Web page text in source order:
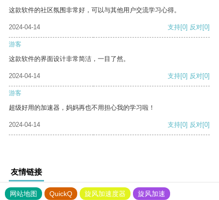
这款软件的社区氛围非常好，可以与其他用户交流学习心得。
2024-04-14 支持[0] 反对[0]
游客
这款软件的界面设计非常简洁，一目了然。
2024-04-14 支持[0] 反对[0]
游客
超级好用的加速器，妈妈再也不用担心我的学习啦！
2024-04-14 支持[0] 反对[0]
友情链接
网站地图 QuickQ 旋风加速度器
旋风加速